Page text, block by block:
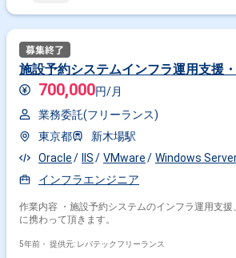
施設予約システムインフラ運用支援
700,000円/月
業務委託(フリーランス)
東京都
新木場駅
Oracle
IIS VMware
Windows
インフラエンジニア
作業内容 ・施設予約システムのインフラ運用支
に携わって頂きます。
5年前・ 提供元: レバテックフリーランス